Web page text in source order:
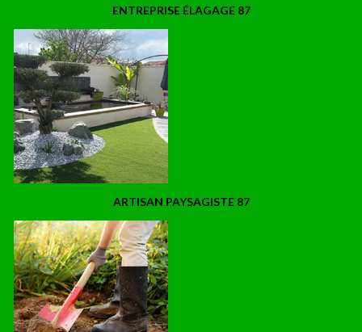
ENTREPRISE ÉLAGAGE 87
ARTISAN PAYSAGISTE 87